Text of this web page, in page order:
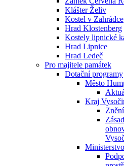
Klášter Želiv
Kostel v Zahrádce
Hrad Klostenberg
Kostely lipnické
Hrad Lipnice
Hrad Ledeč
Pro majitele památek
Dotační programy
Město
Kraj